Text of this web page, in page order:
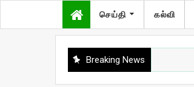
செய்தி கல்வி
Breaking News